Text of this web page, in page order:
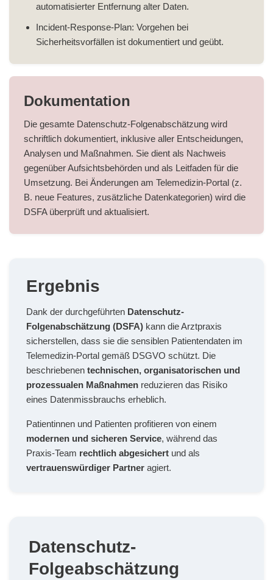
automatisierter Entfernung alter Daten.
Incident-Response-Plan: Vorgehen bei
Sicherheitsvorfällen ist dokumentiert und geübt.
Dokumentation
Die gesamte Datenschutz-Folgenabschätzung wird
schriftlich dokumentiert, inklusive aller Entscheidungen,
Analysen und Maßnahmen. Sie dient als Nachweis
gegenüber Aufsichtsbehörden und als Leitfaden für die
Umsetzung. Bei Änderungen am Telemedizin-Portal (z.
B. neue Features, zusätzliche Datenkategorien) wird die
DSFA überprüft und aktualisiert.
Ergebnis
Dank der durchgeführten Datenschutz-
Folgenabschätzung (DSFA) kann die Arztpraxis
sicherstellen, dass sie die sensiblen Patientendaten im
Telemedizin-Portal gemäß DSGVO schützt. Die
beschriebenen technischen, organisatorischen und
prozessualen Maßnahmen reduzieren das Risiko
eines Datenmissbrauchs erheblich.
Patientinnen und Patienten profitieren von einem
modernen und sicheren Service, während das
Praxis-Team rechtlich abgesichert und als
vertrauenswürdiger Partner agiert.
Datenschutz-
Folgeabschätzung